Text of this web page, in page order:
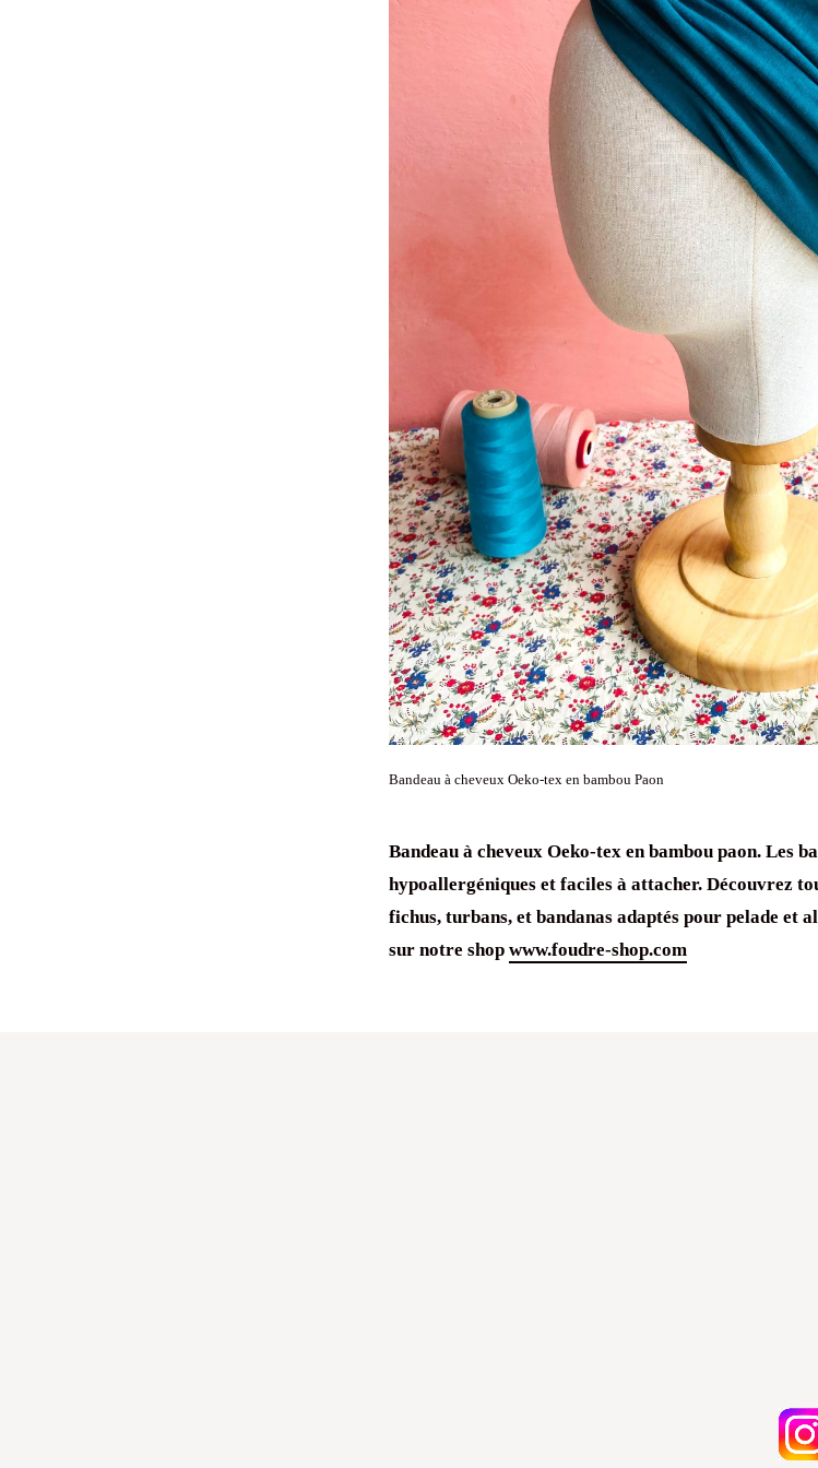
Bandeau à cheveux Oeko-tex en bambou Paon
Bandeau à cheveux Oeko-tex en bambou paon. Les
hypoallergéniques et faciles à attacher. Découvrez
fichus, turbans, et bandanas adaptés pour pelade et
sur notre shop www.foudre-shop.com